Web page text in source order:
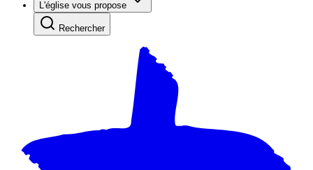
L'église vous propose
Rechercher